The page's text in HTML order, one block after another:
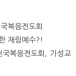
복음전도회
재림예수?!
복음전도회, 기성교